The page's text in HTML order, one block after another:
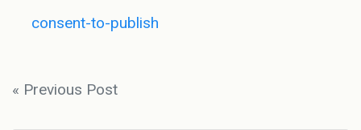
consent-to-publish
Navegación
« Previous Post